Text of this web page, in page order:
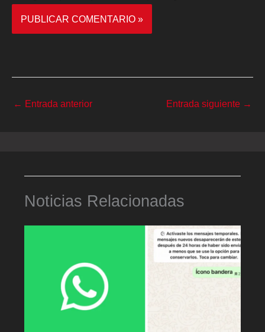
← Entrada anterior Entrada siguiente →
Noticias Relacionadas